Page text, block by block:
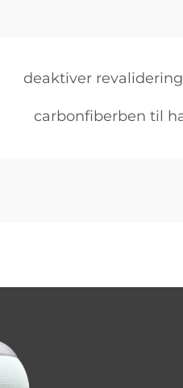
deaktiver revalidering
carbonfiberben til